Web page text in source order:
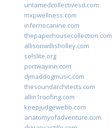
untamedcollectivesd.com
mxpwellness.com
infernocanine.com
thepaperhousecollection.com
allisonwillisholley.com
solslite.org
portwayinn.com
djmaddogmusic.com
thesoundarchitects.com
allin1roofing.com
keepjudgewebb.com
anatomyofadventure.com